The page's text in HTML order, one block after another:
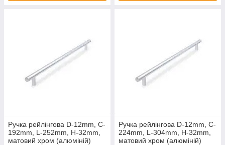
Ручка рейлінгова D-12mm, C-
192mm, L-252mm, H-32mm,
матовий хром (алюміній)
Ручка рейлінгова D-12mm, C-
224mm, L-304mm, H-32mm,
матовий хром (алюміній)